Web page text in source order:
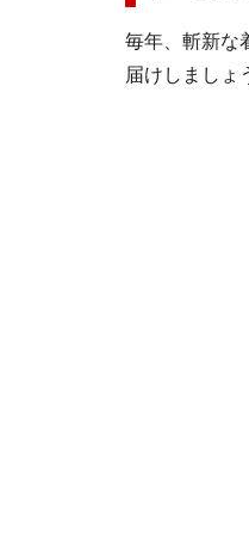
毎年、斬新な
届けしましょ